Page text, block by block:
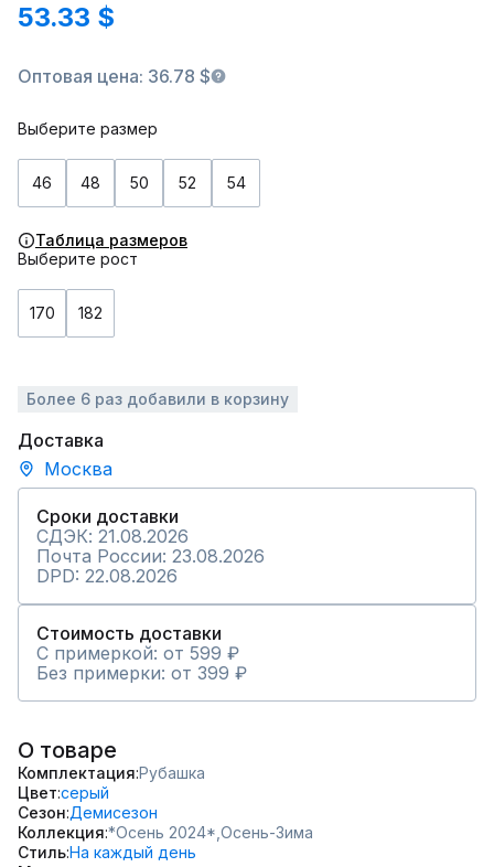
53.33 $
Оптовая цена: 36.78 $
Выберите размер
46 48 50 52 54
Таблица размеров
Выберите рост
170 182
Более 6 раз добавили в корзину
Доставка
Москва
Сроки доставки
СДЭК: 21.08.2026
Почта России: 23.08.2026
DPD: 22.08.2026
Стоимость доставки
С примеркой: от 599 ₽
Без примерки: от 399 ₽
О товаре
Комплектация Рубашка
Цвет серый
Сезон Демисезон
Коллекция *Осень 2024*, Осень-Зима
СтильНа каждый день